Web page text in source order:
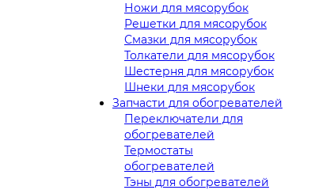
Ножи для мясорубок
Решетки для мясорубок
Смазки для мясорубок
Толкатели для мясорубок
Шестерня для мясорубок
Шнеки для мясорубок
Запчасти для обогревателей
Переключатели для
обогревателей
Термостаты
обогревателей
Тэны для обогревателей